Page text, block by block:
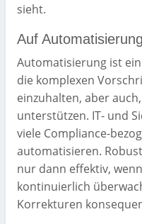
sieht.
Auf
Automatisierung ist
die komplexen
einzuhalten, aber
unterstützen. IT- und
viele Compliance-
automatisieren.
nur dann effektiv,
kontinuierlich
Korrekturen